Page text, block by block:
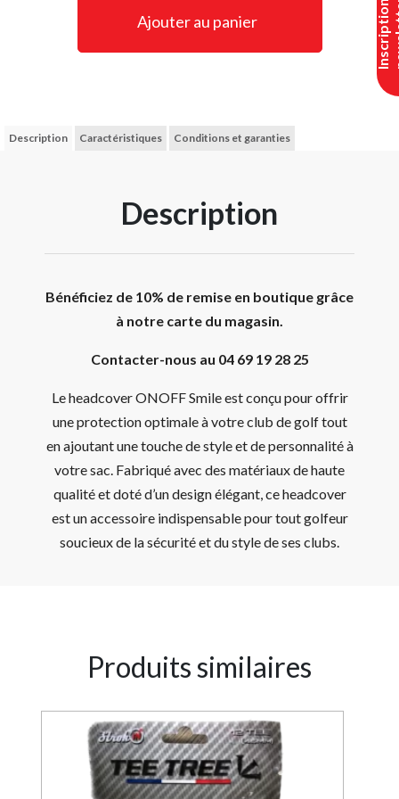
I
n
s
c
r
i
p
t
i
o
n
n
e
w
s
l
e
t
t
e
Ajouter au panier
Description Caractéristiques Conditions et garanties
Description
Bénéficiez de 10% de remise en boutique grâce
à notre carte du magasin.
Contacter-nous au 04 69 19 28 25
Le headcover ONOFF Smile est conçu pour offrir
une protection optimale à votre club de golf tout
en ajoutant une touche de style et de personnalité à
votre sac. Fabriqué avec des matériaux de haute
qualité et doté d’un design élégant, ce headcover
est un accessoire indispensable pour tout golfeur
soucieux de la sécurité et du style de ses clubs.
Produits similaires